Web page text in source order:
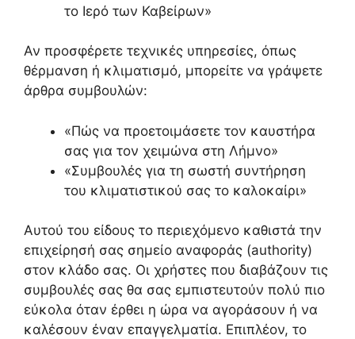
το Ιερό των Καβείρων»
Αν προσφέρετε τεχνικές υπηρεσίες, όπως
θέρμανση ή κλιματισμό, μπορείτε να γράψετε
άρθρα συμβουλών:
«Πώς να προετοιμάσετε τον καυστήρα
σας για τον χειμώνα στη Λήμνο»
«Συμβουλές για τη σωστή συντήρηση
του κλιματιστικού σας το καλοκαίρι»
Αυτού του είδους το περιεχόμενο καθιστά την
επιχείρησή σας σημείο αναφοράς (authority)
στον κλάδο σας. Οι χρήστες που διαβάζουν τις
συμβουλές σας θα σας εμπιστευτούν πολύ πιο
εύκολα όταν έρθει η ώρα να αγοράσουν ή να
καλέσουν έναν επαγγελματία. Επιπλέον, το